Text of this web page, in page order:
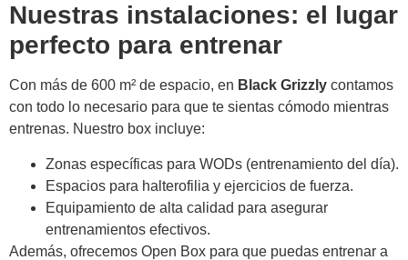
Nuestras instalaciones: el lugar
perfecto para entrenar
Con más de 600 m² de espacio, en Black Grizzly contamos
con todo lo necesario para que te sientas cómodo mientras
entrenas. Nuestro box incluye:
Zonas específicas para WODs (entrenamiento del día).
Espacios para halterofilia y ejercicios de fuerza.
Equipamiento de alta calidad para asegurar
entrenamientos efectivos.
Además, ofrecemos Open Box para que puedas entrenar a